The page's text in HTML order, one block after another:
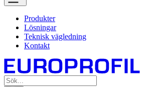
Produkter
Lösningar
Teknisk vägledning
Kontakt